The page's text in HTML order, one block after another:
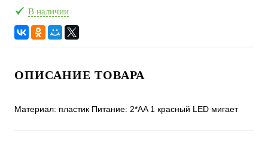
В наличии
ОПИСАНИЕ ТОВАРА
Материал: пластик Питание: 2*АA 1 красный LED мигает